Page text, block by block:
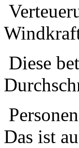
Diese
Das ist